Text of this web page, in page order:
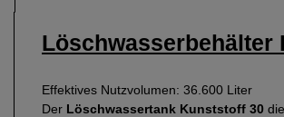
Löschwasserbehälter
Effektives Nutzvolumen: 36.600 Liter
Der Löschwassertank Kunststoff 30